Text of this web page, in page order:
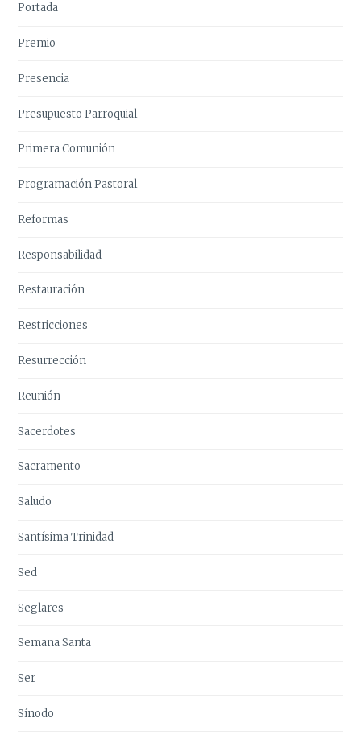
Portada
Premio
Presencia
Presupuesto Parroquial
Primera Comunión
Programación Pastoral
Reformas
Responsabilidad
Restauración
Restricciones
Resurrección
Reunión
Sacerdotes
Sacramento
Saludo
Santísima Trinidad
Sed
Seglares
Semana Santa
Ser
Sínodo